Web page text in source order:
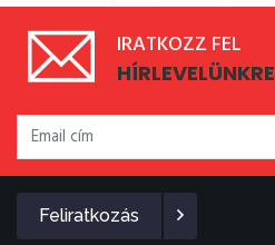
IRATKOZZ FEL
HÍRLEVELÜNKRE
Feliratkozás